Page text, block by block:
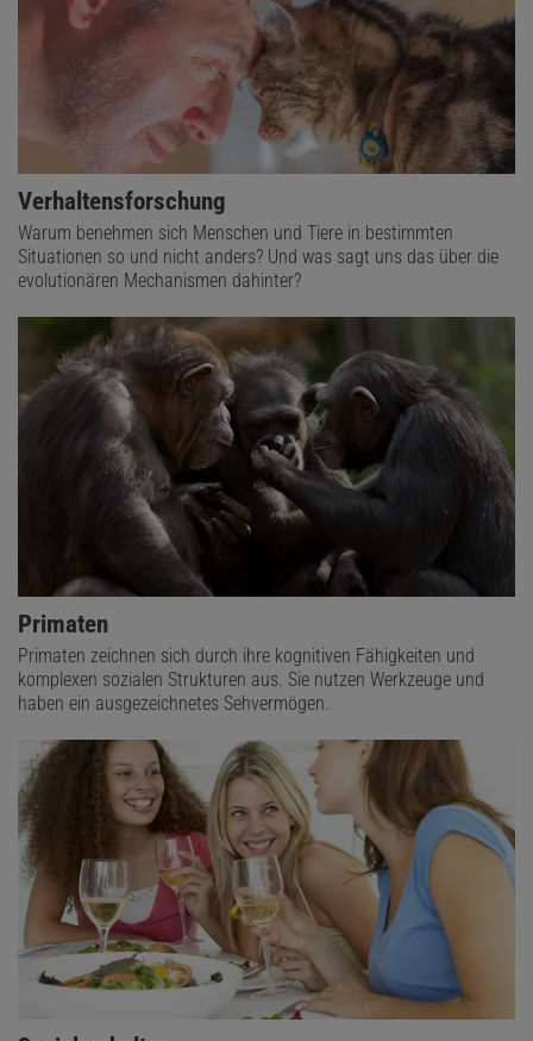
Verhaltensforschung
Warum benehmen sich Menschen und Tiere in bestimmten
Situationen so und nicht anders? Und was sagt uns das über die
evolutionären Mechanismen dahinter?
Primaten
Primaten zeichnen sich durch ihre kognitiven Fähigkeiten und
komplexen sozialen Strukturen aus. Sie nutzen Werkzeuge und
haben ein ausgezeichnetes Sehvermögen.